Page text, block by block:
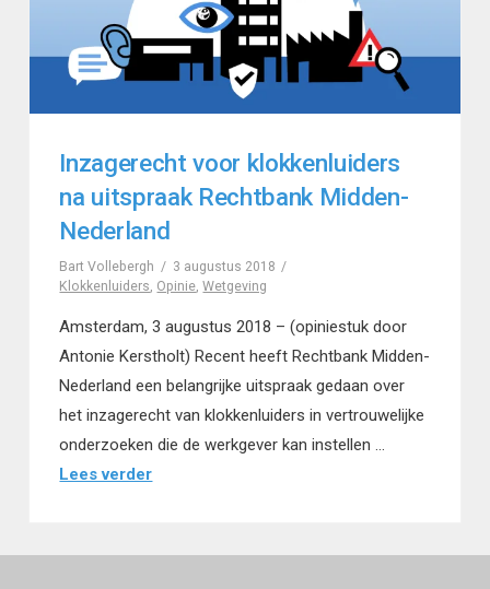
Inzagerecht voor klokkenluiders
na uitspraak Rechtbank Midden-
Nederland
Bart Vollebergh
3 augustus 2018
Klokkenluiders, Opinie,Wetgeving
Amsterdam, 3 augustus 2018 – (opiniestuk door
Antonie Kerstholt) Recent heeft Rechtbank Midden-
Nederland een belangrijke uitspraak gedaan over
het inzagerecht van klokkenluiders in vertrouwelijke
onderzoeken die de werkgever kan instellen …
Lees verder